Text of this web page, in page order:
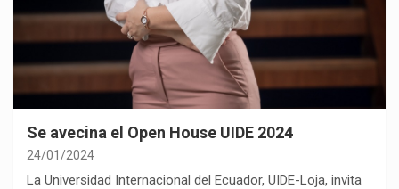
Se avecina el Open House UIDE 2024
24/01/2024
La Universidad Internacional del Ecuador, UIDE-Loja, invita